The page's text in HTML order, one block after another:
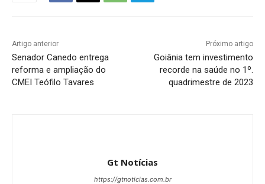
Artigo anterior
Senador Canedo entrega
reforma e ampliação do
CMEI Teófilo Tavares
Próximo artigo
Goiânia tem investimento
recorde na saúde no 1º.
quadrimestre de 2023
Gt Notícias
https://gtnoticias.com.br